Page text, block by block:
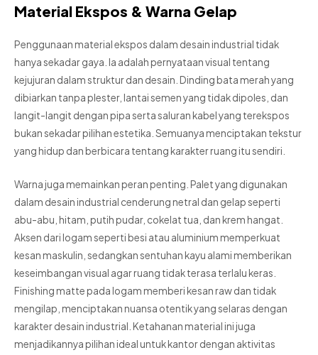
Material Ekspos & Warna Gelap
Penggunaan material ekspos dalam desain industrial tidak
hanya sekadar gaya. Ia adalah pernyataan visual tentang
kejujuran dalam struktur dan desain. Dinding bata merah yang
dibiarkan tanpa plester, lantai semen yang tidak dipoles, dan
langit-langit dengan pipa serta saluran kabel yang terekspos
bukan sekadar pilihan estetika. Semuanya menciptakan tekstur
yang hidup dan berbicara tentang karakter ruang itu sendiri.
Warna juga memainkan peran penting. Palet yang digunakan
dalam desain industrial cenderung netral dan gelap seperti
abu-abu, hitam, putih pudar, cokelat tua, dan krem hangat.
Aksen dari logam seperti besi atau aluminium memperkuat
kesan maskulin, sedangkan sentuhan kayu alami memberikan
keseimbangan visual agar ruang tidak terasa terlalu keras.
Finishing matte pada logam memberi kesan raw dan tidak
mengilap, menciptakan nuansa otentik yang selaras dengan
karakter desain industrial. Ketahanan material ini juga
menjadikannya pilihan ideal untuk kantor dengan aktivitas